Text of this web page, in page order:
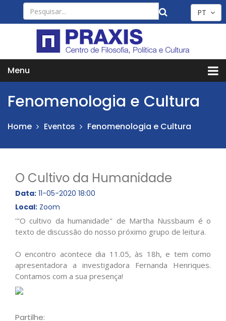
PT
Menu
Fenomenologia e Cultura
Home Eventos Fenomenologia e Cultura
O Cultivo da Humanidade
Data: 11-05-2020 18:00
Local: Zoom
'"O cultivo da humanidade" de Martha Nussbaum é o
texto de discussão do nosso próximo grupo de leitura.
O encontro acontece dia 11.05, às 18h, e tem como
apresentadora a investigadora Fernanda Henriques.
Contamos com a sua presença!
Partilhe: